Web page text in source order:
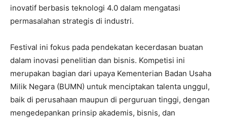
inovatif berbasis teknologi 4.0 dalam mengatasi
permasalahan strategis di industri.
Festival ini fokus pada pendekatan kecerdasan buatan
dalam inovasi penelitian dan bisnis. Kompetisi ini
merupakan bagian dari upaya Kementerian Badan Usaha
Milik Negara (BUMN) untuk menciptakan talenta unggul,
baik di perusahaan maupun di perguruan tinggi, dengan
mengedepankan prinsip akademis, bisnis, dan